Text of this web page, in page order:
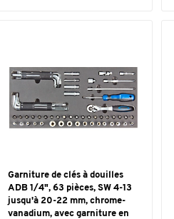
Garniture de clés à douilles
ADB 1/4", 63 pièces, SW 4-13
jusqu'à 20-22 mm, chrome-
vanadium, avec garniture en